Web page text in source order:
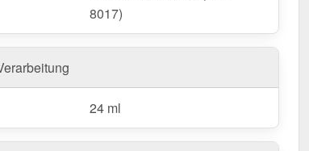
8017)
24 ml